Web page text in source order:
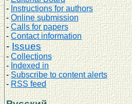
- Instructions for authors
-Online submission
-Calls for papers
-Contact information
-Issues
-Collections
-Indexed in
-Subscribe to content alerts
-RSS feed